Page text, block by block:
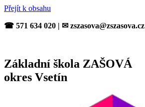
Přejít k obsahu
☎ 571 634 020 | ✉ zszasova@zszasova.cz
Základní škola ZAŠOVÁ
okres Vsetín